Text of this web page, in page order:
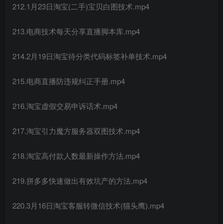
212.1月23日淘宝(二手)宝贝白图技术.mp4
213.电商技术每天分享直播脚本库.mp4
214.2月19日淘宝待分类代码标签补单技术.mp4
215.电商直播防违规纠正手册.mp4
216.淘宝虚假交易申诉话术.mp4
217.淘宝引力魔方服务器双图技术.mp4
218.淘宝高付款人数最新操作方法.mp4
219.拼多多快速做出有效坑产的方法.mp4
220.3月16日淘宝客服转微信技术(猫头鹰).mp4